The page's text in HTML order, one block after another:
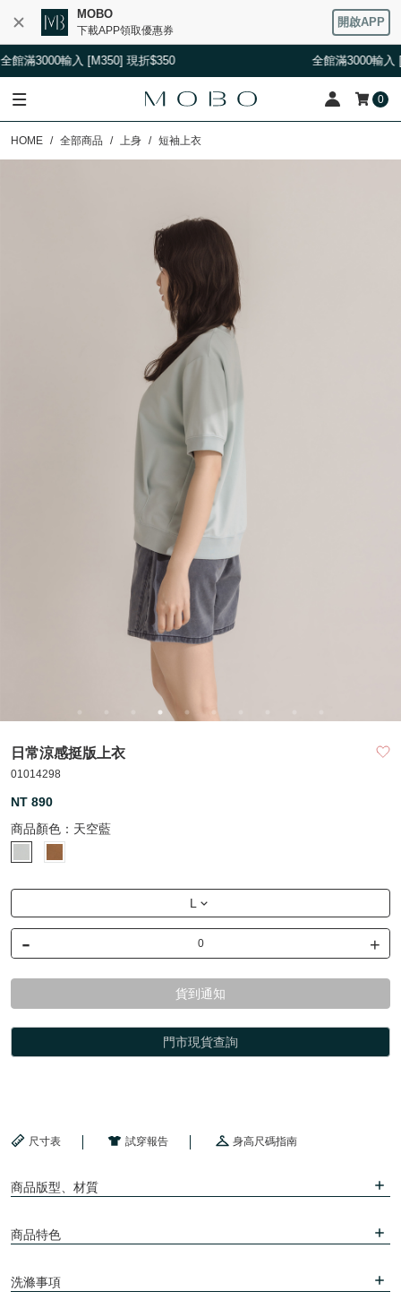
MOBO
下載APP領取優惠券
開啟APP
輸入 [M350] 現折$350 全館滿3000輸入 [M350]
0
HOME 全部商品 上身 短袖上衣
日常涼感挺版上衣
01014298
NT 890
商品顏色： 天空藍
L
- +
貨到通知
門市現貨查詢
尺寸表 試穿報告 身高尺碼指南
商品版型、材質
商品特色
洗滌事項